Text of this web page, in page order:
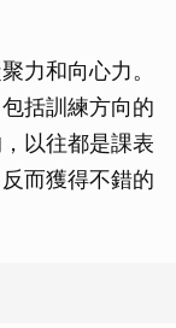
力和向心力。
括訓練方向的
以往都是課表
而獲得不錯的